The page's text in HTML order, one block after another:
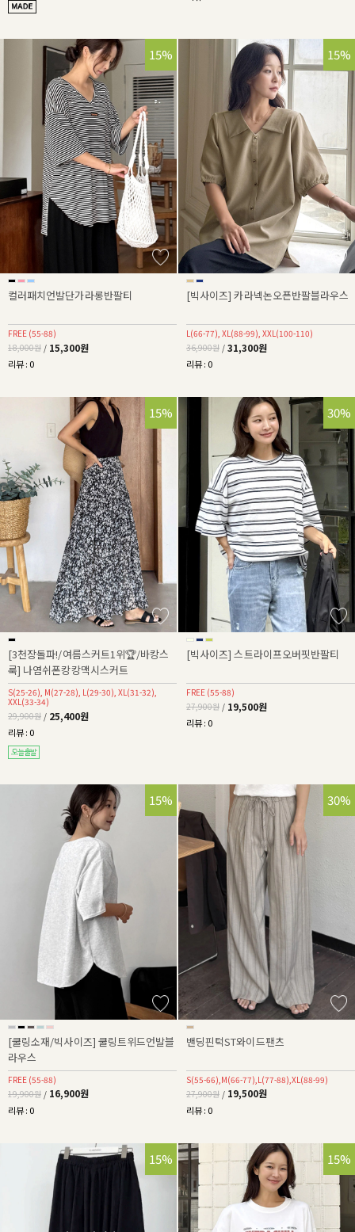
15%
컬러패치언발단가라롱반팔티
FREE (55-88)
18,000원 / 15,300원
리뷰 : 0
15%
[빅사이즈] 카라넥논오픈반팔블라우스
L(66-77), XL(88-99), XXL(100-110)
36,900원 / 31,300원
리뷰 : 0
15%
[3천장돌파!/여름스커트1위🏆/바캉스
룩] 나염쉬폰캉캉맥시스커트
S(25-26), M(27-28), L(29-30), XL(31-32),
XXL(33-34)
29,900원 / 25,400원
리뷰 : 0
30%
[빅사이즈] 스트라이프오버핏반팔티
FREE (55-88)
27,900원 / 19,500원
리뷰 : 0
15%
[쿨링소재/빅사이즈] 쿨링트위드언발블
라우스
FREE (55-88)
19,900원 / 16,900원
리뷰 : 0
30%
밴딩핀턱ST와이드팬츠
S(55-66),M(66-77),L(77-88),XL(88-99)
27,900원 / 19,500원
리뷰 : 0
25%
15% 15%